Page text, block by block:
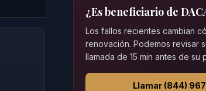
¿Es beneficiario de
Los fallos recientes cambian
renovación. Podemos revisar
llamada de 15 min antes de su
Llamar (844)